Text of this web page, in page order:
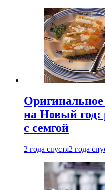
на Новый
с семгой
2 года спустя2 года